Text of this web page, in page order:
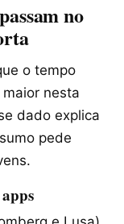
no
o tempo
nesta
dado explica
pede